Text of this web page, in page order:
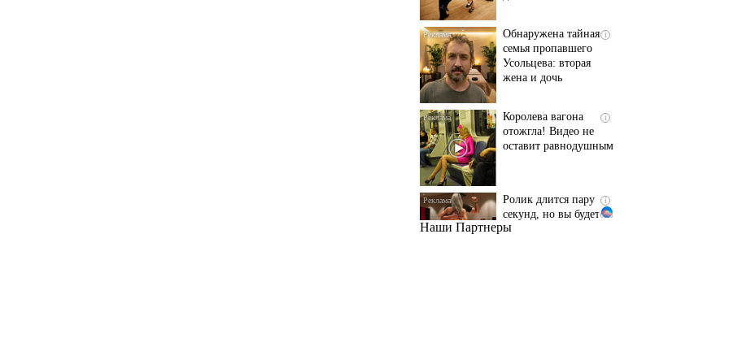
жена и дочь
Королева вагона
отожгла! Видео не
i
Ролик длится пару
Этот танец невесты
Наши Партнеры